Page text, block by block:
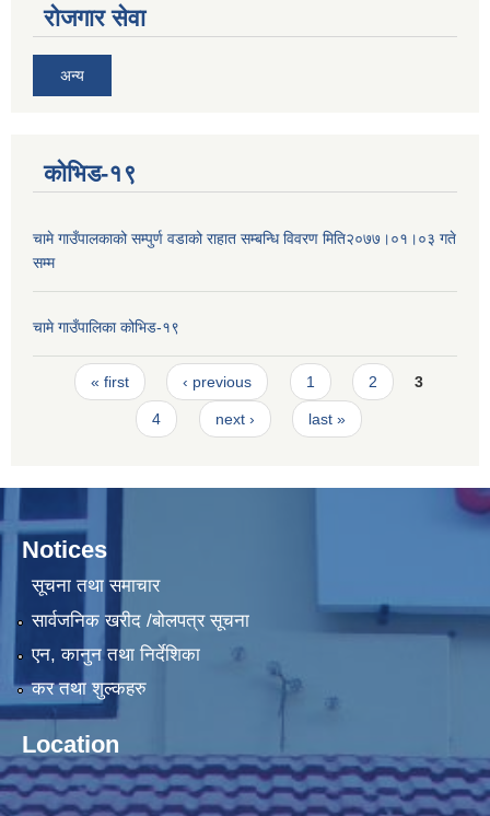
रोजगार सेवा
अन्य
कोभिड-१९
चामे गाउँपालकाको सम्पुर्ण वडाको राहात सम्बन्धि विवरण मिति२०७७।०१।०३ गते
सम्म
चामे गाउँपालिका कोभिड-१९
Pages
« first ‹ previous 1 2 3
4 next › last »
Notices
सूचना तथा समाचार
सार्वजनिक खरीद /बोलपत्र सूचना
एन, कानुन तथा निर्देशिका
कर तथा शुल्कहरु
Location